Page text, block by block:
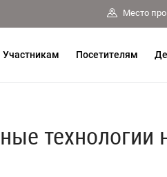
Место
Участникам Посетителям
технологии